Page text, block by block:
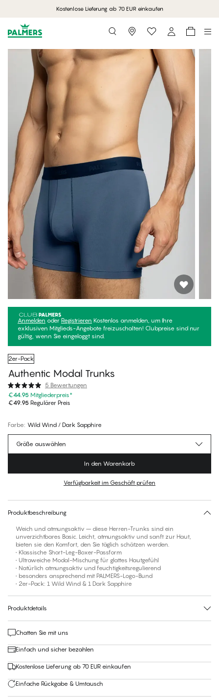
Kostenlose Lieferung ab 70 EUR einkaufen
Storefinder
Anmelden oder Registrieren Kostenlos anmelden, um Ihre
exklusiven Mitglieds-Angebote freizuschalten! Clubpreise sind nur
gültig, wenn Sie eingeloggt sind.
2er-Pack
Authentic Modal Trunks
5 Bewertungen
€44.95 Mitgliederpreis*
€49.95 Regulärer Preis
Farbe: Wild Wind / Dark Sapphire
Für diesen Artikel gibt es keine empfohlene Größe
Größe auswählen
In den Warenkorb
Verfügbarkeit im Geschäft prüfen
Produktbeschreibung
Weich und atmungsaktiv – diese Herren-Trunks sind ein
unverzichtbares Basic. Leicht, atmungsaktiv und sanft zur Haut,
bieten sie den Komfort, den Sie täglich schätzen werden.
• Klassische Short-Leg-Boxer-Passform
• Ultraweiche Modal-Mischung für glattes Hautgefühl
• Natürlich atmungsaktiv und feuchtigkeitsregulierend
• besonders ansprechend mit PALMERS-Logo-Bund
• 2er-Pack: 1 Wild Wind & 1 Dark Sapphire
Produktdetails
Chatten Sie mit uns
Einfach und sicher bezahlen
Kostenlose Lieferung ab 70 EUR einkaufen
Einfache Rückgabe & Umtausch